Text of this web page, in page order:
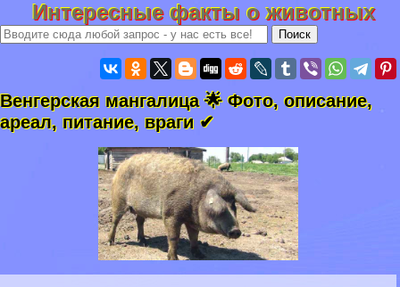
Интересные факты о животных
Венгерская мангалица 🌟 Фото, описание,
ареал, питание, враги ✔